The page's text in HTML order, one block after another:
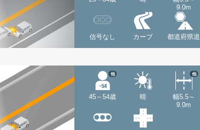
9.0m
信号なし カーブ 都道府県道
45～54歳
他
晴
幅5.5～
9.0m
他